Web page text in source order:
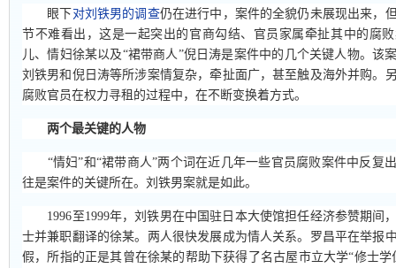
眼下 对刘铁男的调查仍在进行中，案件的全貌仍未展现出来，
节不难看出，这是一起突出的官商勾结、官员家属牵扯其中的腐
儿、情妇徐某以及“裙带商人”倪日涛是案件中的几个关键人物。该
刘铁男和倪日涛等所涉案情复杂，牵扯面广，甚至触及海外并购。
腐败官员在权力寻租的过程中，在不断变换着方式。
两个最关键的人物
“情妇”和“裙带商人”两个词在近几年一些官员腐败案件中反复
往是案件的关键所在。刘铁男案就是如此。
1996至1999年，刘铁男在中国驻日本大使馆担任经济参赞期间
士并兼职翻译的徐某。两人很快发展成为情人关系。罗昌平在举报
假，所指的正是其曾在徐某的帮助下获得了名古屋市立大学“修士学